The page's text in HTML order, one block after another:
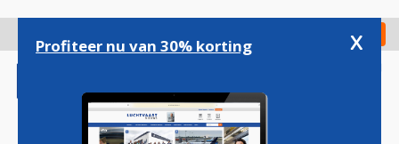
gaan
Check in
Profiteer nu van 30% korting x